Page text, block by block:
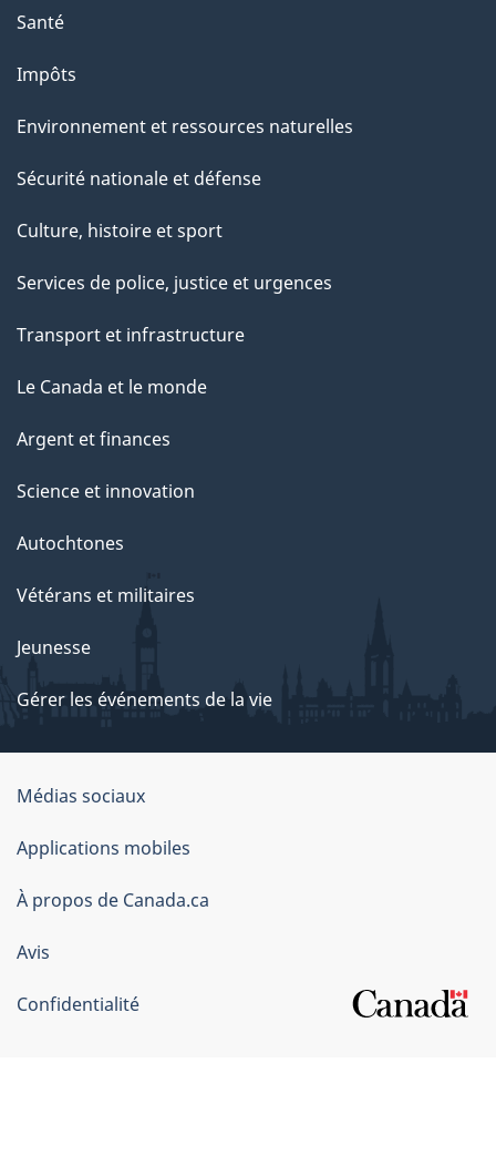
Santé
Impôts
Environnement et ressources naturelles
Sécurité nationale et défense
Culture, histoire et sport
Services de police, justice et urgences
Transport et infrastructure
Le Canada et le monde
Argent et finances
Science et innovation
Autochtones
Vétérans et militaires
Jeunesse
Gérer les événements de la vie
Organisation
du
gouvernement
du
Canada
Médias sociaux
Applications mobiles
À propos de Canada.ca
Avis
Confidentialité